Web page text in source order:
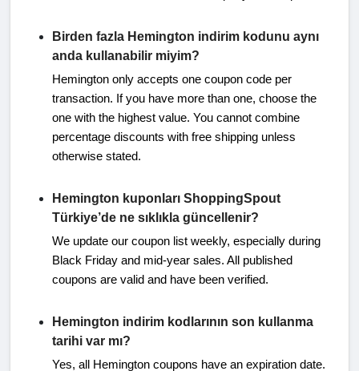
Birden fazla Hemington indirim kodunu aynı
anda kullanabilir miyim?
Hemington only accepts one coupon code per
transaction. If you have more than one, choose the
one with the highest value. You cannot combine
percentage discounts with free shipping unless
otherwise stated.
Hemington kuponları ShoppingSpout
Türkiye’de ne sıklıkla güncellenir?
We update our coupon list weekly, especially during
Black Friday and mid-year sales. All published
coupons are valid and have been verified.
Hemington indirim kodlarının son kullanma
tarihi var mı?
Yes, all Hemington coupons have an expiration date.